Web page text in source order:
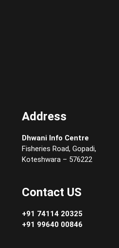
Address
Dhwani Info Centre
Fisheries Road, Gopadi,
Koteshwara – 576222
Contact US
+91 74114 20325
+91 99640 00846